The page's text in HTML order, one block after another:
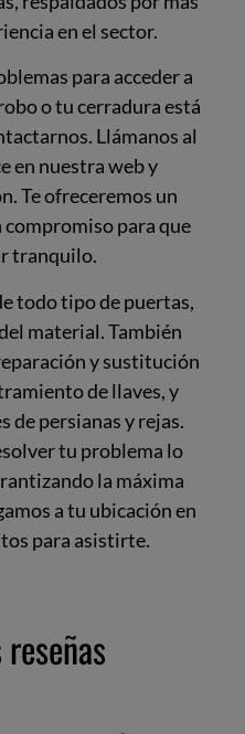
en el sector.
para acceder a
o tu cerradura está
Llámanos al
en nuestra web y
Te ofreceremos un
para que
tranquilo.
todo tipo de puertas,
material. También
y sustitución
de llaves, y
de persianas y rejas.
tu problema lo
la máxima
a tu ubicación en
para asistirte.